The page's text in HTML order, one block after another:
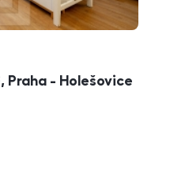
Praha - Holešovice